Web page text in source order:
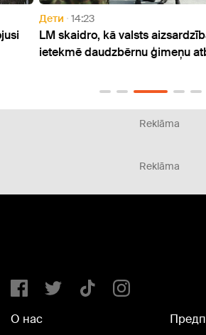
Дети 14:23
LM skaidro, kā valsts
ietekmē daudzbērnu ģimeņu
Reklāma
Reklāma
О нас